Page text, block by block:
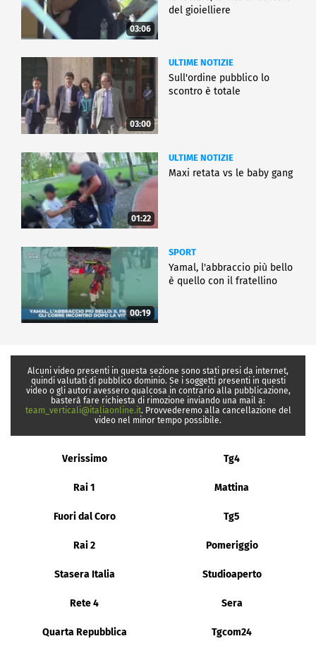
03:06
del gioielliere
03:00
ULTIME NOTIZIE
Sull'ordine pubblico lo
scontro è totale
01:22
ULTIME NOTIZIE
Maxi retata vs le baby gang
00:19
SPORT
Yamal, l'abbraccio più bello
è quello con il fratellino
Alcuni video presenti in questa sezione sono stati presi da internet,
quindi valutati di pubblico dominio. Se i soggetti presenti in questi
video o gli autori avessero qualcosa in contrario alla pubblicazione,
basterà fare richiesta di rimozione inviando una mail a:
team_verticali@italiaonline.it. Provvederemo alla cancellazione del
video nel minor tempo possibile.
Verissimo Tg4
Rai 1 Mattina
Fuori dal Coro Tg5
Rai 2 Pomeriggio
Stasera Italia Studioaperto
Rete 4 Sera
Quarta Repubblica Tgcom24